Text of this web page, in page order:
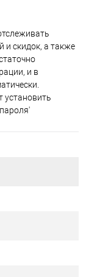
и скидок, а также
и в
установить